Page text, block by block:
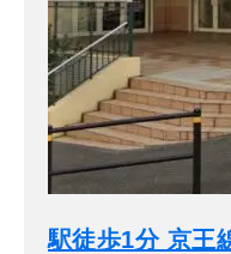
駅徒歩1分 京王